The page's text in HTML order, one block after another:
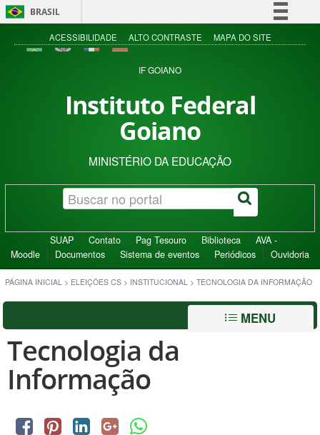
BRASIL
Simplifique!
Acesso à informação
ACESSIBILIDADE ALTO CONTRASTE MAPA DO SITE
IF GOIANO
Instituto Federal
Goiano
MINISTÉRIO DA EDUCAÇÃO
SUAP Contato Pag Tesouro Biblioteca
AVA -
Moodle
Documentos Sistema de eventos Periódicos Ouvidoria
PÁGINA INICIAL > ELEIÇÕES CS > INSTITUCIONAL > TECNOLOGIA DA INFORMAÇÃO
MENU
Tecnologia da
Informação